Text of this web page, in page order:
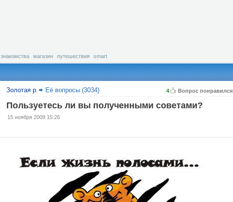
знакомства магазин путешествия smart
4 Вопрос понравился
Золотая р. Её вопросы (3034)
Пользуетесь ли вы полученными советами?
15 ноября 2009 15:26